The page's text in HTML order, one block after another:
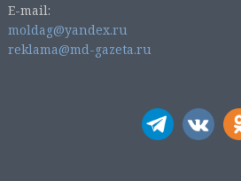
E-mail:
moldag@yandex.ru
reklama@md-gazeta.ru